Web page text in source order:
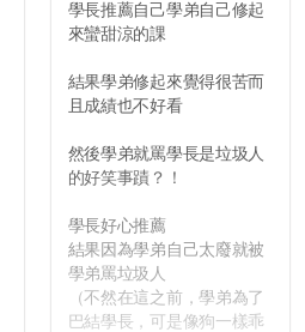
學長推薦自己學弟自己修起
來蠻甜涼的課
結果學弟修起來覺得很苦而
且成績也不好看
然後學弟就罵學長是垃圾人
的好笑事蹟？！
學長好心推薦
結果因為學弟自己太廢就被
學弟罵垃圾人
（不然在這之前，學弟為了
巴結學長，可是像狗一樣乖